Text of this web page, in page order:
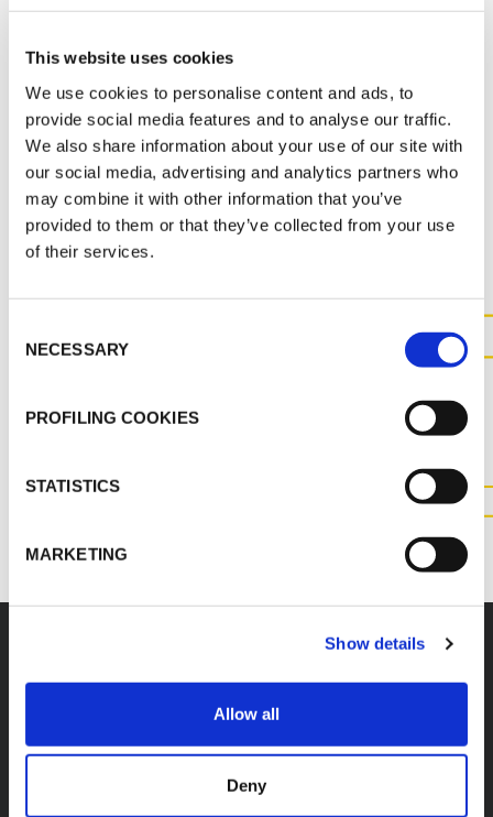
This website uses cookies
We use cookies to personalise content and ads, to
provide social media features and to analyse our traffic.
We also share information about your use of our site with
our social media, advertising and analytics partners who
may combine it with other information that you’ve
provided to them or that they’ve collected from your use
of their services.
Selection
NECESSARY
PROFILING COOKIES
STATISTICS
MARKETING
Show details
Allow all
Deny
K-FLEX BEVERAGE CATALOGUE
SONSTIGE UNTERLAGEN
KONTAKTIEREN SIE UNS FÜR
WEITERE INFORMATIONEN
ZU DIESEM PRODUKT
Zubehör